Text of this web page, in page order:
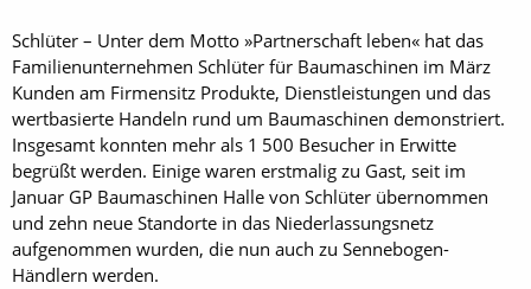
Schlüter – Unter dem Motto »Partnerschaft leben« hat das
Familienunternehmen Schlüter für Baumaschinen im März
Kunden am Firmensitz Produkte, Dienstleistungen und das
wertbasierte Handeln rund um Baumaschinen demonstriert.
Insgesamt konnten mehr als 1 500 Besucher in Erwitte
begrüßt werden. Einige waren erstmalig zu Gast, seit im
Januar GP Baumaschinen Halle von Schlüter übernommen
und zehn neue Standorte in das Niederlassungsnetz
aufgenommen wurden, die nun auch zu Sennebogen-
Händlern werden.